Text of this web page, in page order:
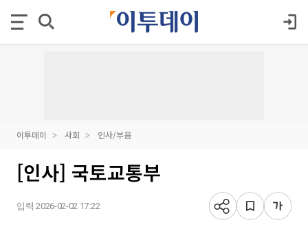
이투데이 사회 인사/부음
[인사] 국토교통부
입력 2026-02-02 17:22